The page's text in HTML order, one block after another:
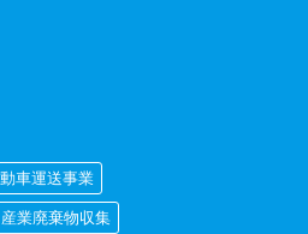
車運送事業
産業廃棄物収集